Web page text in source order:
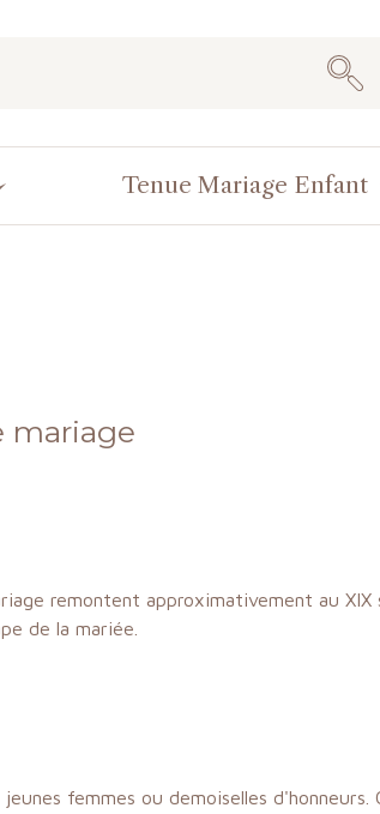
Tenue Mariage Enfant
mariage
remontent approximativement au
de la mariée.
femmes ou demoiselles